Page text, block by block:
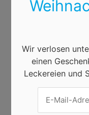
Wir verlosen
einen
Leckereien und